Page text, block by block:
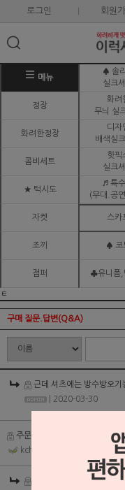
로그인 회원
메뉴
♠ 솔
실크
정장
화려
무늬 실
화려한정장
디자
배색실
콤비세트
핫픽
실크
★ 턱시도
♬ 특
(무대.공
자켓 스카
조끼 ♠ 코
점퍼 ♣유니폼,
ㅌ
구매 질문.답변(Q&A)
근데 셔츠에는 방수방오
| 2020-03-30
주문을 하려는데 않되네요 [답
kch5002
주문을 하려는데 않되네요